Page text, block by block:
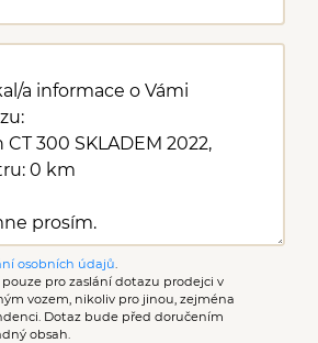
osobních údajů
pro zaslání dotazu prodejci v
vozem, nikoliv pro jinou, zejména
Dotaz bude před doručením
obsah.